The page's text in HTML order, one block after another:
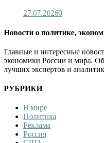
27.07.20260
Новости о политике,
Главные и интересные
экономики России и мира.
лучших экспертов и
РУБРИКИ
В мире
Политика
Реклама
Россия